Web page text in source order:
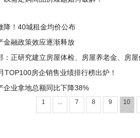
降！40城租金均价公布
金融政策效应逐渐释放
：正研究建立房屋体检、房屋养老金、房
TOP100房企销售业绩排行榜出炉！
企业拿地总额同比下降38%
1 ... 7 8 9 10